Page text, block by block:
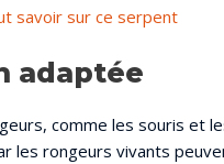
savoir sur ce serpent
adaptée
comme les souris et
les rongeurs vivants